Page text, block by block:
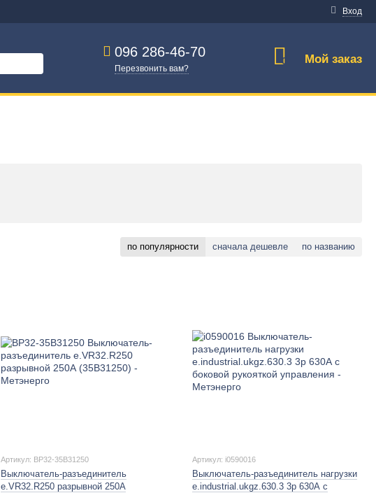
Вход
096 286-46-70
Перезвонить вам?
0 Мой заказ
по популярности сначала дешевле по названию
Артикул: BP32-35B31250
Выключатель-разъединитель
e.VR32.R250 разрывной 250А
Артикул: i0590016
Выключатель-разъединитель нагрузки
e.industrial.ukgz.630.3 3р 630А с